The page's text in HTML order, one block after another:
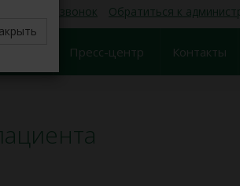
обратный звонок Обратиться к
Пресс-центр Контакты